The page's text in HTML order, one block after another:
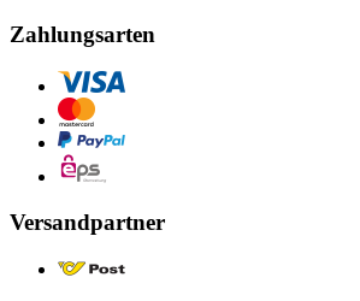
Zahlungsarten
Versandpartner